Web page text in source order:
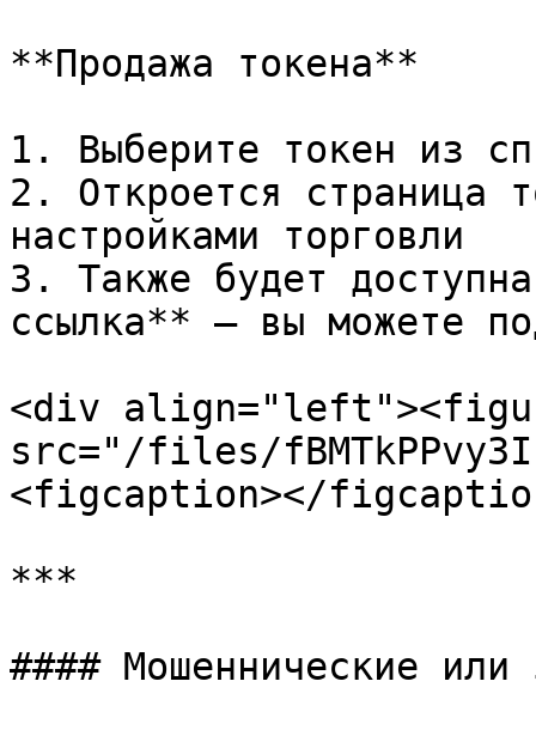
**Продажа токена**
1. Выберите токен из
2. Откроется страница
настройками торговли
3. Также будет
ссылка** — вы можете
<div
src="/files/
<figcaption></
***
#### Мошеннические или